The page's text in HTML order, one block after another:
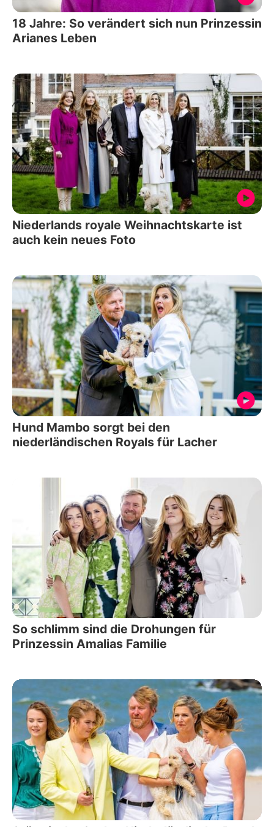
18 Jahre: So verändert sich nun Prinzessin
Arianes Leben
Niederlands royale Weihnachtskarte ist
auch kein neues Foto
Hund Mambo sorgt bei den
niederländischen Royals für Lacher
So schlimm sind die Drohungen für
Prinzessin Amalias Familie